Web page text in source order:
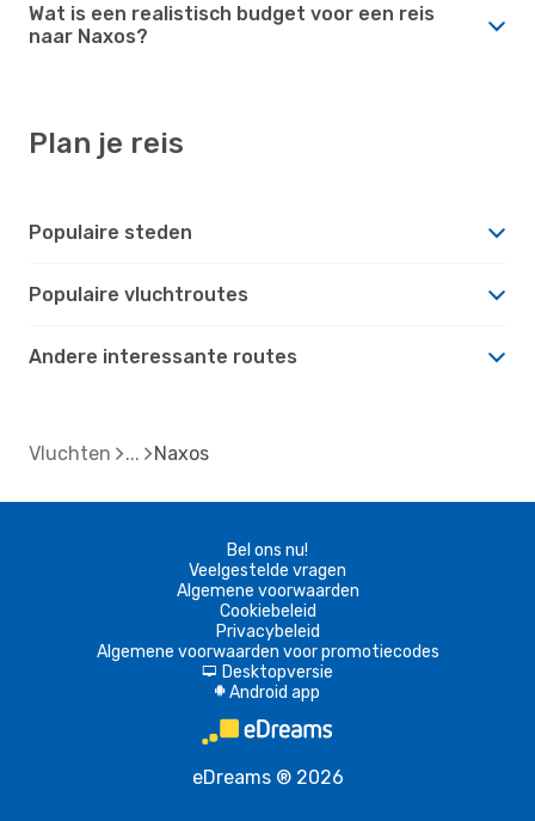
Wat is een realistisch budget voor een reis
naar Naxos?
Plan je reis
Populaire steden
Populaire vluchtroutes
Andere interessante routes
Vluchten Naxos
Bel ons nu!
Veelgestelde vragen
Algemene voorwaarden
Cookiebeleid
Privacybeleid
Algemene voorwaarden voor promotiecodes
d Desktopversie
A Android app
eDreams ® 2026